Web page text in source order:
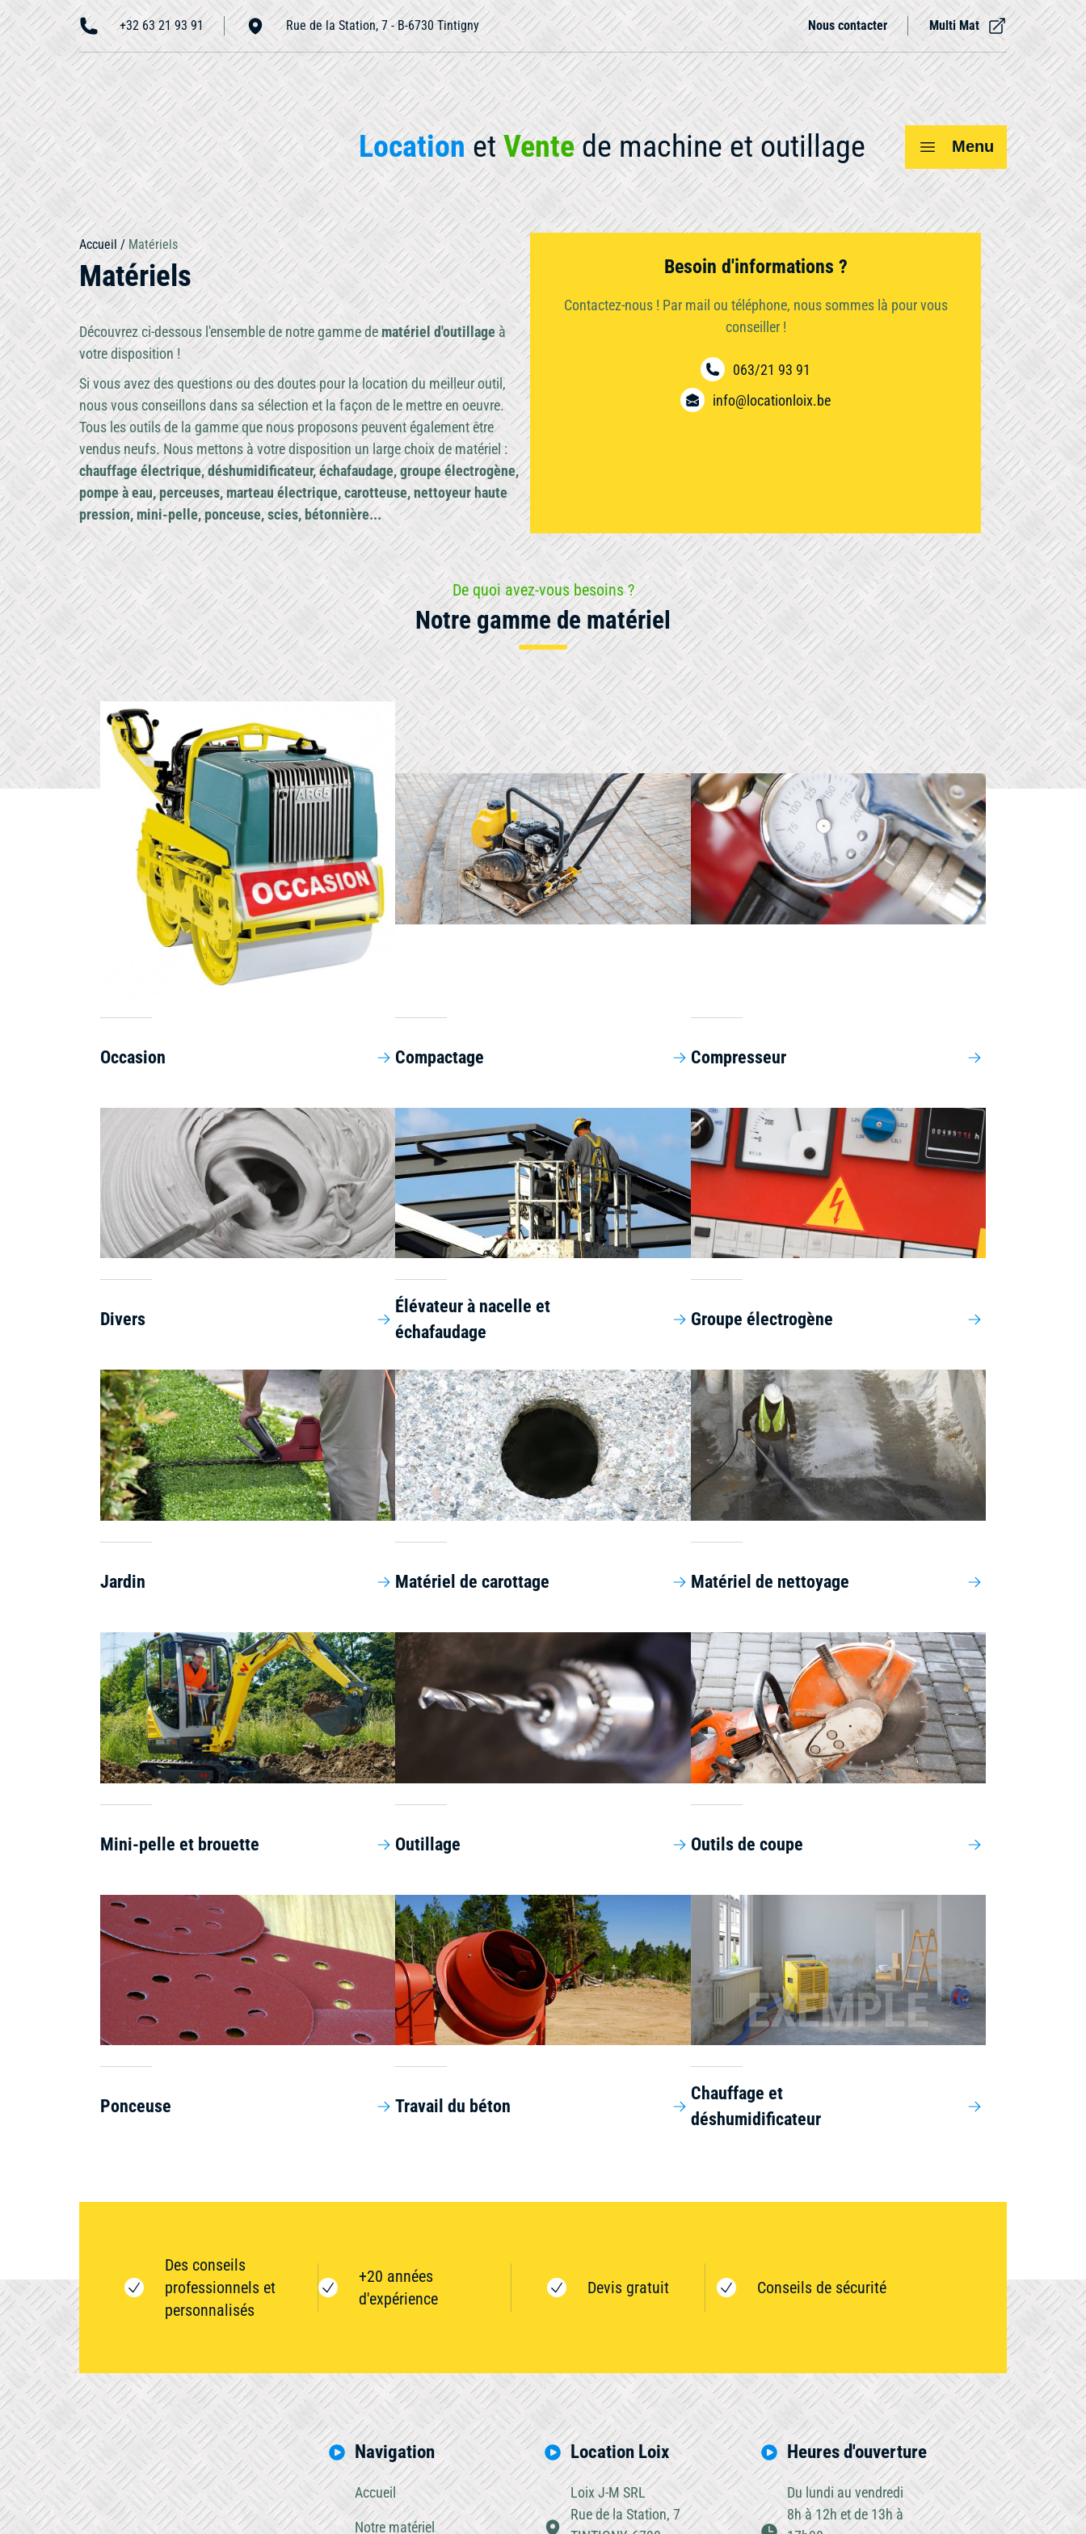
+32 63 21 93 91 Rue de la Station, 7 - B-6730 Tintigny Nous contacter Multi Mat
LocationetVentede machine et outillage Menu
Accueil
À propos
Nous contacter
Notre matériel
Occasion
Divers
Élévateur à nacelle
et échafaudage
Jardin
Mini-pelle et
brouette
Ponceuse Travail du béton
Chauffage et
déshumidificateur
Accueil / Matériels
Matériels
Découvrez ci-dessous l'ensemble de notre gamme dematériel d'outillage à
votre disposition !
Si vous avez des questions ou des doutes pour la location du meilleur outil,
nous vous conseillons dans sa sélection et la façon de le mettre en oeuvre.
Tous les outils de la gamme que nous proposons peuvent également être
vendus neufs. Nous mettons à votre disposition un large choix de matériel :
chauffage électrique, déshumidificateur, échafaudage, groupe électrogène,
pompe à eau, perceuses, marteau électrique, carotteuse, nettoyeur haute
pression, mini-pelle, ponceuse, scies, bétonnière...
Besoin d'informations ?
Contactez-nous ! Par mail ou téléphone, nous sommes là pour vous
conseiller !
063/21 93 91
info@locationloix.be
De quoi avez-vous besoins ?
Notre gamme de matériel
Occasion Compactage Compresseur
Divers
Élévateur à nacelle et
échafaudage
Groupe électrogène
Jardin Matériel de carottage Matériel de nettoyage
Mini-pelle et brouette Outillage Outils de coupe
Ponceuse Travail du béton
Chauffage et
déshumidificateur
Des conseils
professionnels et
personnalisés
+20 années
d'expérience
Devis gratuit Conseils de sécurité
Navigation
Accueil
Notre matériel
Location Loix
Loix J-M SRL
Rue de la Station, 7
Heures d'ouverture
Du lundi au vendredi
8h à 12h et de 13h à